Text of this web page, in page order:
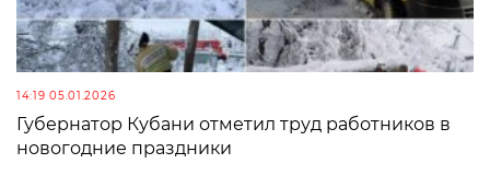
14:19 05.01.2026
Губернатор Кубани отметил труд работников в
новогодние праздники